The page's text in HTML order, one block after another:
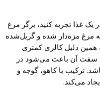
یک غذا تجربهکنید، برگر مرغ
مرغ مزه‌دار شده وگریل‌شده
همین دلیلکالری کمتری
سفت آن باعث می‌شود در
ترکیب باکاهو،گوجه و
می‌کند.